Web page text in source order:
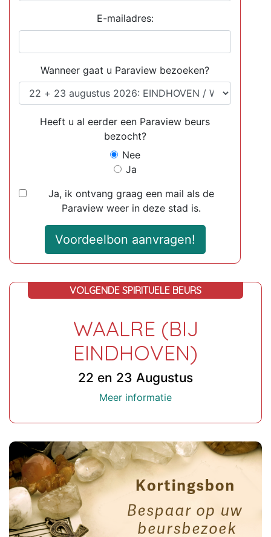
E-mailadres:
Wanneer gaat u Paraview bezoeken?
Heeft u al eerder een Paraview beurs
bezocht?
Nee
Ja
Ja, ik ontvang graag een mail als de
Paraview weer in deze stad is.
Voordeelbon aanvragen!
VOLGENDE SPIRITUELE BEURS
WAALRE (BIJ
EINDHOVEN)
22 en 23 Augustus
Meer informatie